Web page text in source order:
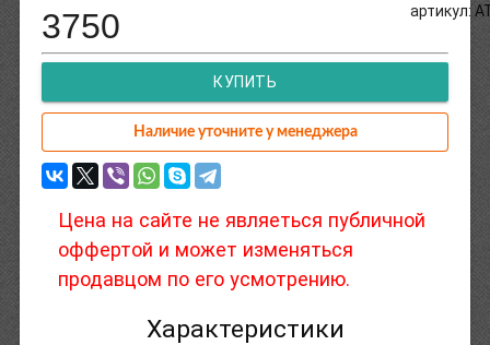
артикул:
3750
КУПИТЬ
Наличие уточните у менеджера
Цена на сайте не являеться публичной
оффертой и может изменяться
продавцом по его усмотрению.
Характеристики